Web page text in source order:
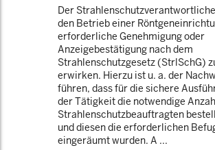
Der
den Betrieb einer
erforderliche Genehmigung oder
Anzeigebestätigung nach dem
Strahlenschutzgesetz (StrlSchG)
erwirken. Hierzu ist u. a. der
führen, dass für die sichere
der Tätigkeit die notwendige
Strahlenschutzbeauftragten
und diesen die erforderlichen
eingeräumt wurden. A ...